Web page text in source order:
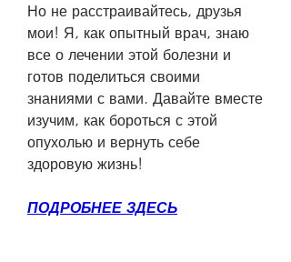
Но не расстраивайтесь, друзья
мои! Я, как опытный врач, знаю
все о лечении этой болезни и
готов поделиться своими
знаниями с вами. Давайте вместе
изучим, как бороться с этой
опухолью и вернуть себе
здоровую жизнь!
ПОДРОБНЕЕ ЗДЕСЬ